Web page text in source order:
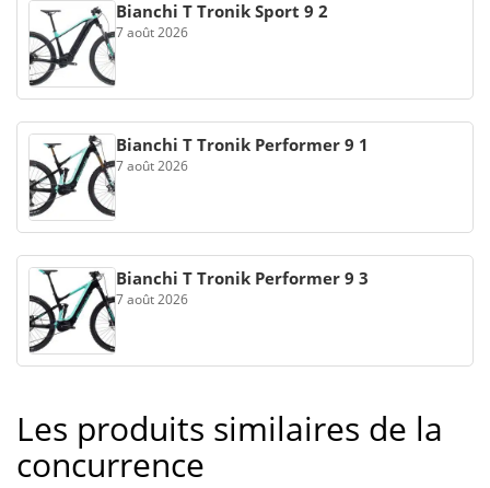
Bianchi T Tronik Sport 9 2
7 août 2026
Bianchi T Tronik Performer 9 1
7 août 2026
Bianchi T Tronik Performer 9 3
7 août 2026
Les produits similaires de la
concurrence